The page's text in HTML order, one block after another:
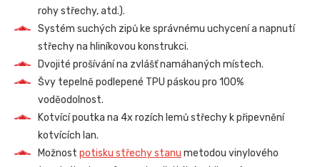
rohy střechy, atd.).
Systém suchých zipů ke správnému uchycení a napnutí
střechy na hliníkovou konstrukci.
Dvojité prošívání na zvlášť namáhaných místech.
Švy tepelně podlepené TPU páskou pro 100%
voděodolnost.
Kotvící poutka na 4x rozích lemů střechy k připevnění
kotvících lan.
Možnostpotisku střechy stanu metodou vinylového